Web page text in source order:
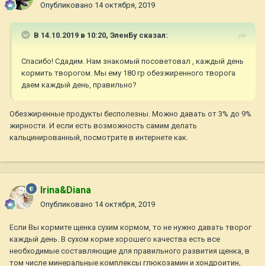
Опубликовано 14 октября, 2019
В 14.10.2019 в 10:20, ЭленБу сказал:
Спасибо! Сдадим. Нам знакомый посоветовал , каждый день
кормить творогом. Мы ему 180 гр обезжиренного творога
даем каждый день, правильно?
Обезжиренные продукты бесполезны. Можно давать от 3% до 9%
жирности. И если есть возможность самим делать
кальцинированный, посмотрите в интернете как.
Irina&Diana
Опубликовано 14 октября, 2019
Если Вы кормите щенка сухим кормом, то не нужно давать творог
каждый день. В сухом корме хорошего качества есть все
необходимые составляющие для правильного развития щенка, в
том числе минеральные комплексы глюкозамин и хондроитин,